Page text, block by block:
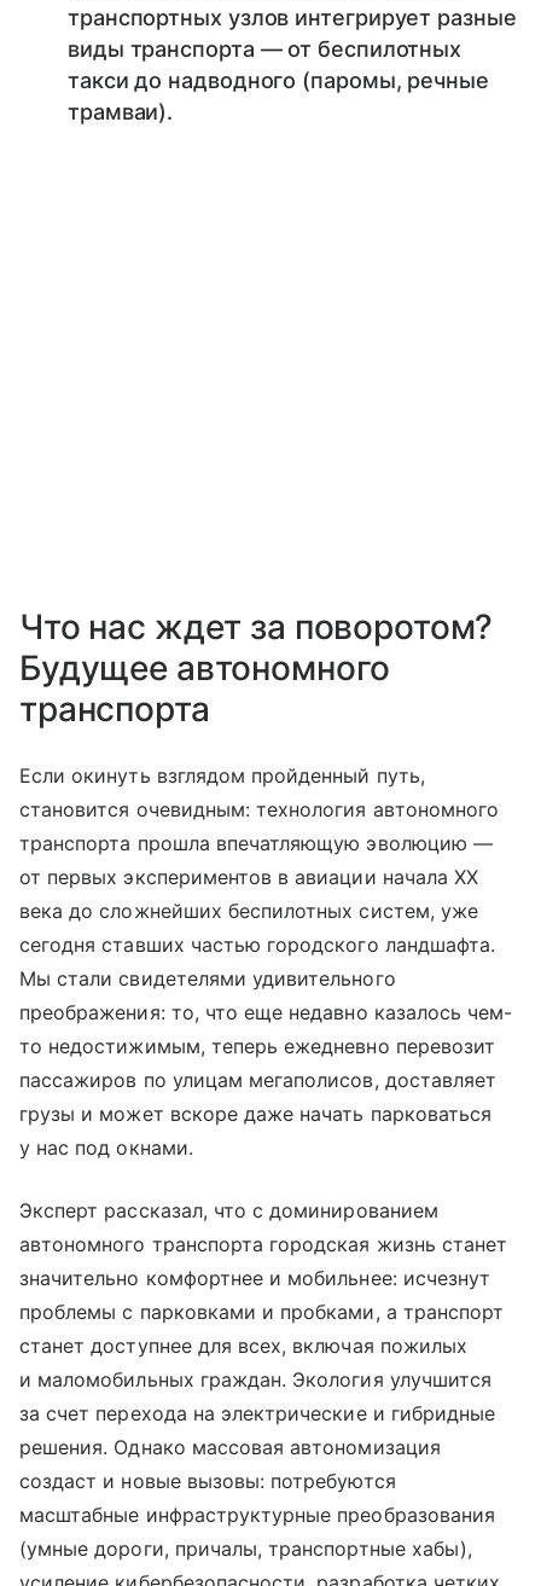
транспортных узлов интегрирует разные
виды транспорта — от беспилотных
такси до надводного (паромы, речные
трамваи).
Что нас ждет за поворотом?
Будущее автономного
транспорта
Если окинуть взглядом пройденный путь,
становится очевидным: технология автономного
транспорта прошла впечатляющую эволюцию —
от первых экспериментов в авиации начала XX
века до сложнейших беспилотных систем, уже
сегодня ставших частью городского ландшафта.
Мы стали свидетелями удивительного
преображения: то, что еще недавно казалось чем-
то недостижимым, теперь ежедневно перевозит
пассажиров по улицам мегаполисов, доставляет
грузы и может вскоре даже начать парковаться
у нас под окнами.
Эксперт рассказал, что с доминированием
автономного транспорта городская жизнь станет
значительно комфортнее и мобильнее: исчезнут
проблемы с парковками и пробками, а транспорт
станет доступнее для всех, включая пожилых
и маломобильных граждан. Экология улучшится
за счет перехода на электрические и гибридные
решения. Однако массовая автономизация
создаст и новые вызовы: потребуются
масштабные инфраструктурные преобразования
(умные дороги, причалы, транспортные хабы),